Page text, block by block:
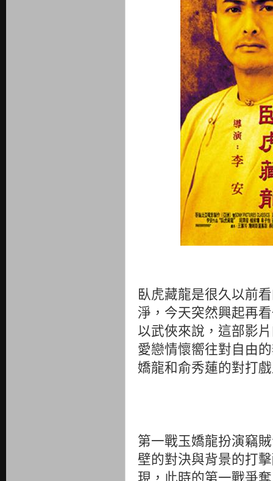
臥虎藏龍是很久以前
淨，今天突然興起再
以武俠來說，這部影
愛戀情懷嚮往對自由
嬌龍和俞秀蓮的對打
第一戰玉嬌龍扮演竊
壁的對決與背景的打
現，此時的第一戰爭